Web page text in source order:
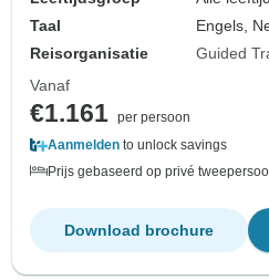
Taal
Engels,
Reisorganisatie
Guided
Vanaf
€1.161 per persoon
Aanmelden to unlock savings
Prijs gebaseerd op privé
Download brochure